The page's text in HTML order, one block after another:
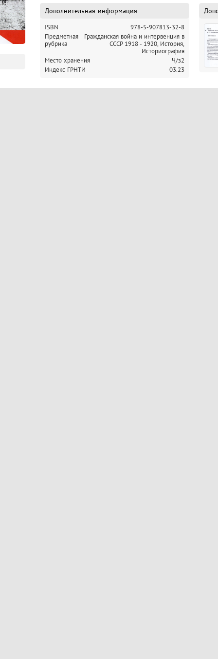
войны и иностранной интервенции в России
Дополнительная информация
ISBN
978-5-907813-32-8
Предметная
рубрика
Гражданская война и интервенция в
СССР 1918 - 1920, История,
Историография
Место хранения
Ч/з2
Индекс ГРНТИ
03.23